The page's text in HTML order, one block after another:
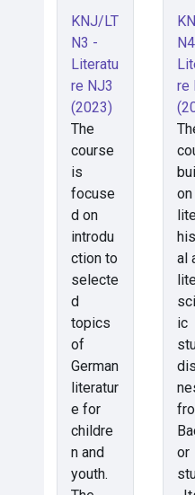
KNJ/LT
N3 -
Literatu
re NJ3
(2023)
The
course
is
focuse
d on
introdu
ction to
selecte
d
topics
of
German
literatur
e for
childre
n and
youth.
re
al
ic
or